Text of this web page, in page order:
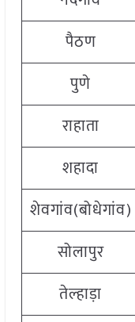
पैठण
पुणे
राहाता
शहादा
शेवगांव(बोधेगांव)
सोलापुर
तेल्हाड़ा